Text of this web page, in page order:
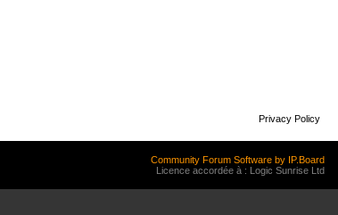
Privacy Policy
Community Forum Software by IP.Board
Licence accordée à : Logic Sunrise Ltd